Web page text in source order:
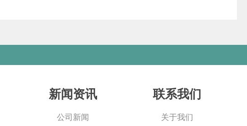
新闻资讯
公司新闻
联系我们
关于我们